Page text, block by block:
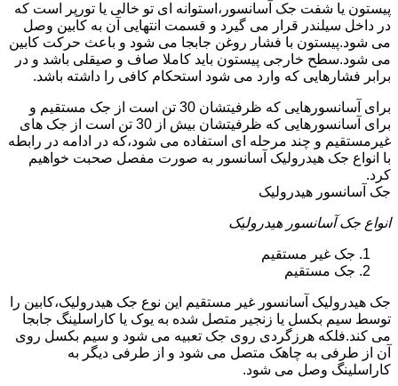
پیستون یا شفت جک آسانسور،استوانه ای تو خالی یا تورپر است که
در داخل سیلندر قرار می گیرد و قسمت انتهایی آن به کابین وصل
می شود.پیستون با فشار روغن جابجا می شود و باعث حرکت کابین
می شود.سطح خارجی پیستون باید کاملا صاف و صیقلی باشد و در
برابر فشارهایی که وارد می شود استحکام کافی را داشته باشد.
برای آسانسورهایی که ظرفیتشان 30 تن است از جک مستقیم و
برای آسانسورهایی که ظرفیتشان بیش از 30 تن است از جک های
غیرمستقیم و چند مرحله ای استفاده می شود،که در ادامه در رابطه
با انواع جک هیدرولیک آسانسور به صورت مفصل صحبت خواهیم
کرد.
جک آسانسور هیدرولیک
انواع جک آسانسور هیدرولیک
جک غیر مستقیم
جک مستقیم
جک هیدرولیک آسانسور غیر مستقیم این نوع جک هیدرولیک،کابین را
توسط سیم بکسل یا زنجیر متصل شده به یوک یا کاراسلینگ جابجا
می کند.فلکه هرزگردی روی جک تعبیه می شود و سیم بکسل روی
آن از طرفی به چاهک متصل می شود و از طرفی دیگر به
کاراسلینگ وصل می شود.